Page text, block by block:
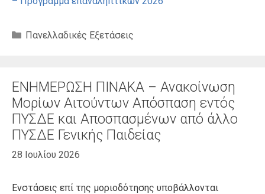
Κατηγορίες
Πανελλαδικές Εξετάσεις
ΕΝΗΜΕΡΩΣΗ ΠΙΝΑΚΑ – Ανακοίνωση
Μορίων Αιτούντων Απόσπαση εντός
ΠΥΣΔΕ και Αποσπασμένων από άλλο
ΠΥΣΔΕ Γενικής Παιδείας
28 Ιουλίου 2026
Ενστάσεις επί της μοριοδότησης υποβάλλονται